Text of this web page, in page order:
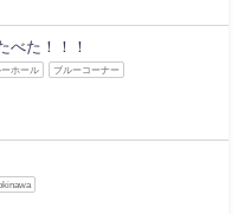
べた！！！
ーホール ブルーコーナー